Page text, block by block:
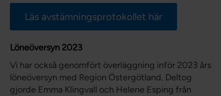
Läs avstämningsprotokollet här
Löneöversyn 2023
Vi har också genomfört överläggning inför 2023 års
löneöversyn med Region Östergötland. Deltog
gjorde Emma Klingvall och Helene Esping från